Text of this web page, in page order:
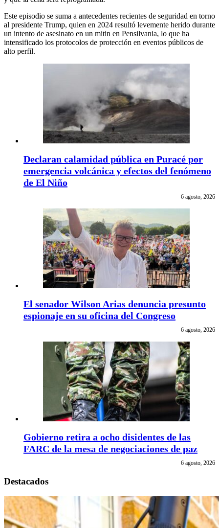
Este episodio se suma a antecedentes recientes de seguridad en torno
al presidente Trump, quien en 2024 resultó levemente herido durante
un intento de asesinato en un mitin en Pensilvania, lo que ha
intensificado los protocolos de protección en eventos públicos de
alto perfil.
Declaran calamidad pública en Puracé por
emergencia volcánica y efectos del fenómeno
de El Niño
6 agosto, 2026
El senador Wilson Arias denuncia presunto
espionaje en su oficina del Congreso
6 agosto, 2026
Gobierno retira a ocho disidentes de las
FARC de la mesa de negociaciones de paz
6 agosto, 2026
Destacados